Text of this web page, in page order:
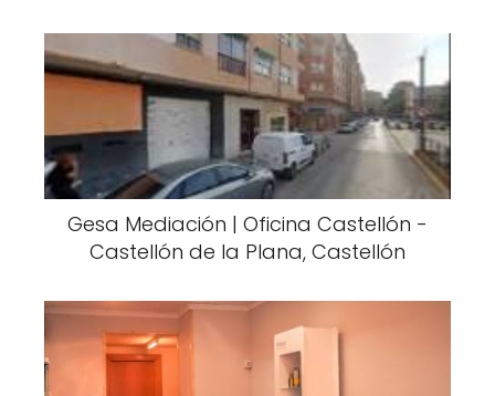
Gesa Mediación | Oficina Castellón -
Castellón de la Plana, Castellón